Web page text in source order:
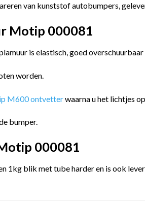
van kunststof autobumpers,
Motip 000081
is elastisch, goed
worden.
M600 ontvetterwaarna u het lichtjes
bumper.
000081
1kg blik met tube harder en is ook